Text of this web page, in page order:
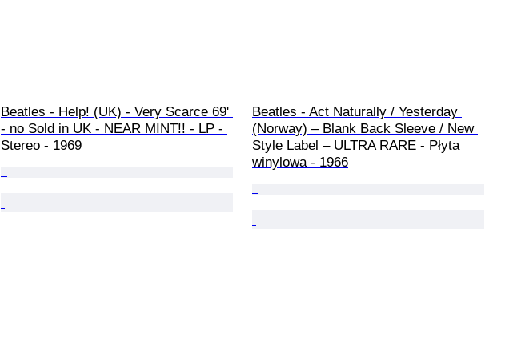
Beatles - Help! (UK) - Very Scarce 69'
- no Sold in UK - NEAR MINT!! - LP -
Stereo - 1969
Beatles - Act Naturally / Yesterday
(Norway) – Blank Back Sleeve / New
Style Label – ULTRA RARE - Płyta
winylowa - 1966